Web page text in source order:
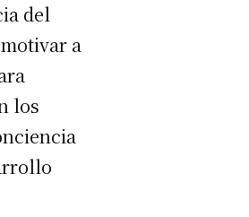
del
a
los